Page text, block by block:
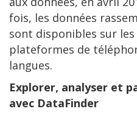
fois, les données
sont disponibles sur
plateformes de
langues.
Explorer, analyser et
avec DataFinder